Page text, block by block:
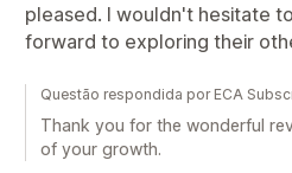
pleased. I wouldn't hesitate
forward to exploring their
Questão respondida por ECA
Thank you for the wonderful
of your growth.